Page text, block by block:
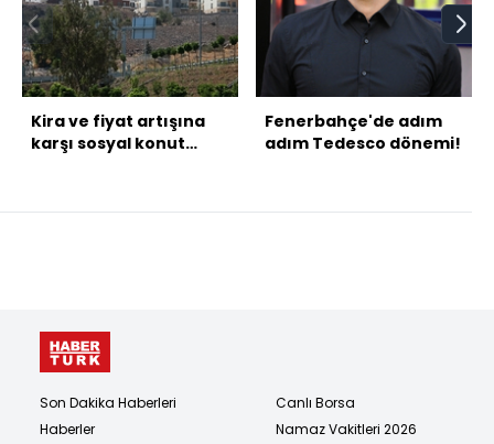
Kira ve fiyat artışına
karşı sosyal konut
Fenerbahçe'de adım
adım Tedesco dönemi!
Son Dakika Haberleri
Haberler
Canlı Borsa
Namaz Vakitleri 2026